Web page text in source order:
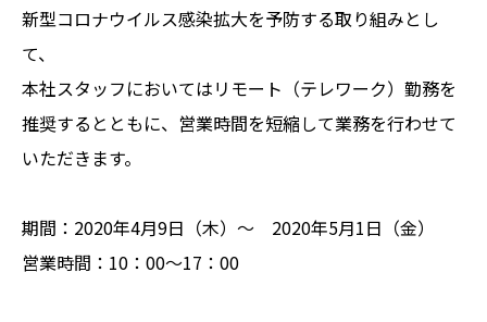
新型コロナウイルス感染拡大を予防する取り組みとし
て、
本社スタッフにおいてはリモート（テレワーク）勤務を
推奨するとともに、営業時間を短縮して業務を行わせて
いただきます。
期間：2020年4月9日（木）～ 2020年5月1日（金）
営業時間：10：00～17：00